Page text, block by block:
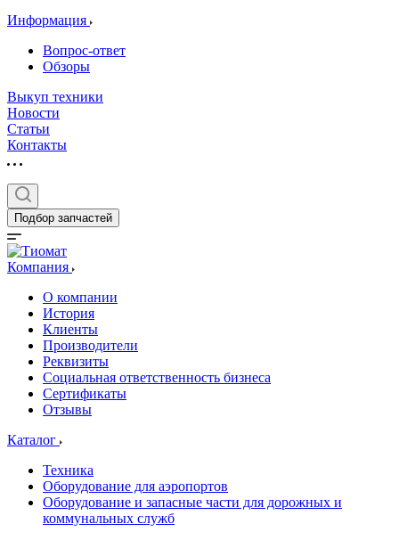
Информация
Вопрос-ответ
Обзоры
Выкуп техники
Новости
Статьи
Контакты
Подбор запчастей
Компания
О компании
История
Клиенты
Производители
Реквизиты
Социальная ответственность бизнеса
Сертификаты
Отзывы
Каталог
Техника
Оборудование для аэропортов
Оборудование и запасные части для дорожных и
коммунальных служб